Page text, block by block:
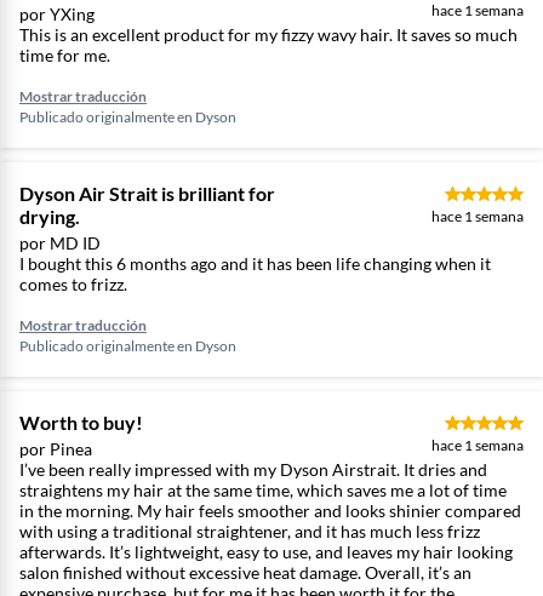
Después de tres segundos de inactividad, la secadora se
detiene automáticamente para ahorrar energía entre
pasadas. Basta con mover la máquina para reiniciar la ráfaga
de aire.
por YXing hace 1 semana
This is an excellent product for my fizzy wavy hair. It saves so much
time for me.
Mostrar traducción
Publicado originalmente en Dyson
Dyson Air Strait is brilliant for
drying.
por MD ID
hace 1 semana
I bought this 6 months ago and it has been life changing when it
comes to frizz.
Mostrar traducción
Publicado originalmente en Dyson
Worth to buy!
por Pinea hace 1 semana
I’ve been really impressed with my Dyson Airstrait. It dries and
straightens my hair at the same time, which saves me a lot of time
in the morning. My hair feels smoother and looks shinier compared
with using a traditional straightener, and it has much less frizz
afterwards. It’s lightweight, easy to use, and leaves my hair looking
salon finished without excessive heat damage. Overall, it’s an